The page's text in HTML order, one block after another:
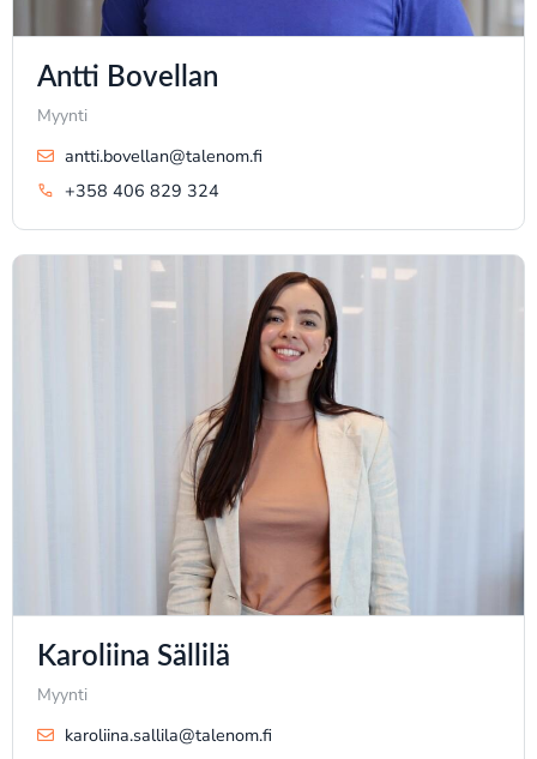
Antti Bovellan
Myynti
antti.bovellan@talenom.fi
+358 406 829 324
Karoliina Sällilä
Myynti
karoliina.sallila@talenom.fi